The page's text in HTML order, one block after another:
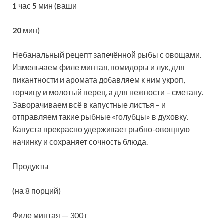
1 час5 мин (ваши
20 мин)
Небанальный рецепт запечённой рыбы с овощами.
Измельчаем филе минтая, помидоры и лук, для
пикантности и аромата добавляем к ним укроп,
горчицу и молотый перец, а для нежности – сметану.
Заворачиваем всё в капустные листья – и
отправляем такие рыбные «голубцы» в духовку.
Капуста прекрасно удерживает рыбно-овощную
начинку и сохраняет сочность блюда.
Продукты
(на 8 порций)
Филе минтая — 300 г